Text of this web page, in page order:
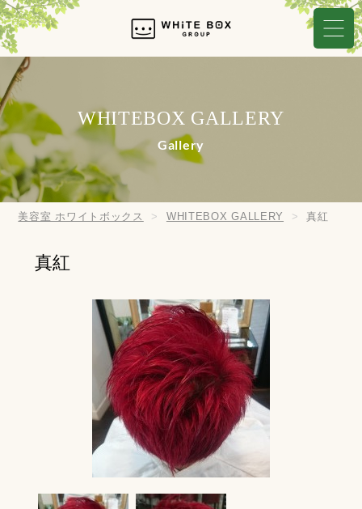
WHITEBOX GALLERY
Gallery
美容室 ホワイトボックス WHITEBOX GALLERY 真紅
真紅